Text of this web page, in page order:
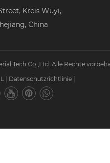
Kreis Wuyi,
China
Tech.Co.,Ltd. Alle Rechte
Datenschutzrichtlinie